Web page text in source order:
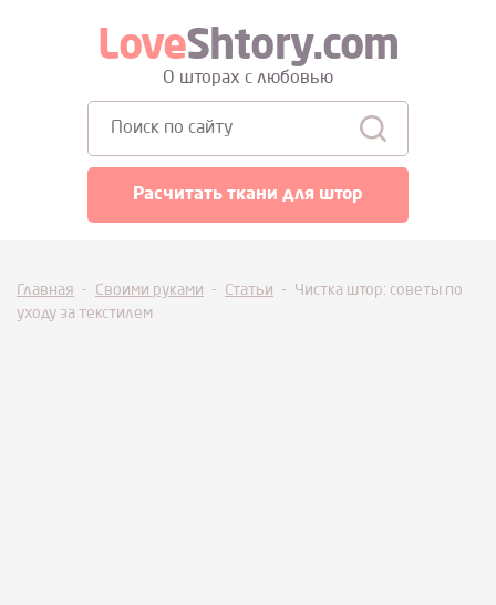
LoveShtory.com
О шторах с любовью
Расчитать ткани для штор
Главная - Своими руками - Статьи -
Чистка штор: советы по
уходу за текстилем